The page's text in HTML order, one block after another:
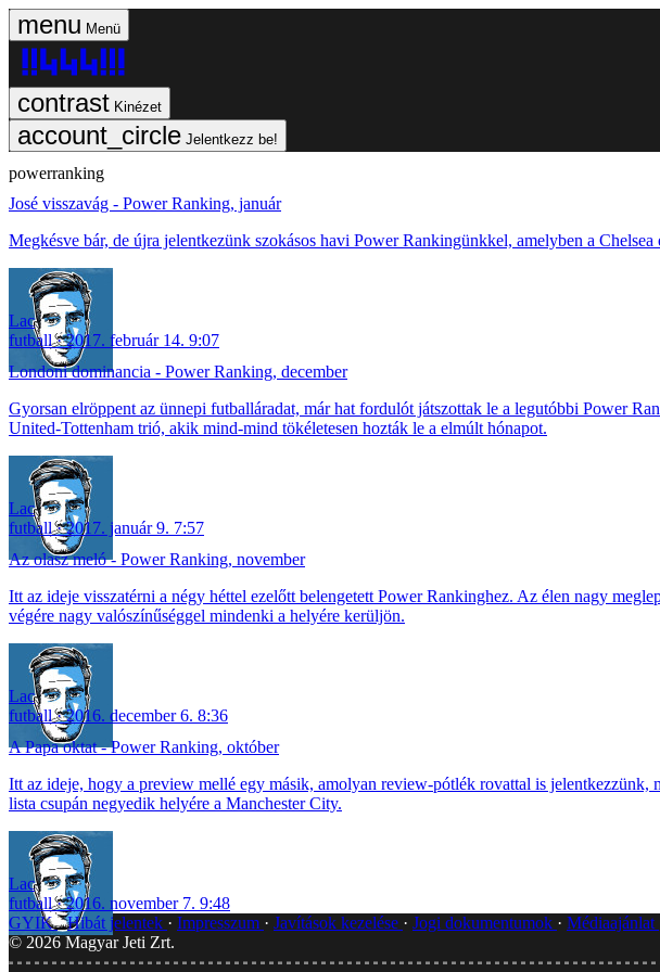
Menü
Kinézet
Jelentkezz be!
powerranking
José visszavág - Power Ranking, január
Megkésve bár, de újra jelentkezünk szokásos havi Power Rankingünkkel, amelyben a
Lac
futball
2017. február 14. 9:07
Londoni dominancia - Power Ranking, december
Gyorsan elröppent az ünnepi futballáradat, már hat fordulót játszottak le a legutóbbi Power
United-Tottenham trió, akik mind-mind tökéletesen hozták le a elmúlt hónapot.
Lac
futball
2017. január 9. 7:57
Az olasz meló - Power Ranking, november
Itt az ideje visszatérni a négy héttel ezelőtt belengetett Power Rankinghez. Az élen nagy
végére nagy valószínűséggel mindenki a helyére kerüljön.
Lac
futball
2016. december 6. 8:36
A Papa oktat - Power Ranking, október
Itt az ideje, hogy a preview mellé egy másik, amolyan review-pótlék rovattal is
lista csupán negyedik helyére a Manchester City.
Lac
futball
2016. november 7. 9:48
GYIK Hibát jelentek Impresszum Javítások kezelése Jogi dokumentumok Médiaajánlat
© 2026 Magyar Jeti Zrt.